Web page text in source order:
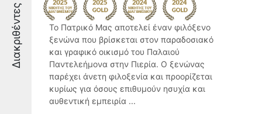
Διακριθέντες
Το Πατρικό Μας αποτελεί έναν φιλόξενο
ξενώνα που βρίσκεται στον παραδοσιακό
και γραφικό οικισμό του Παλαιού
Παντελεήμονα στην Πιερία. Ο ξενώνας
παρέχει άνετη φιλοξενία και προορίζεται
κυρίως για όσους επιθυμούν ησυχία και
αυθεντική εμπειρία ...